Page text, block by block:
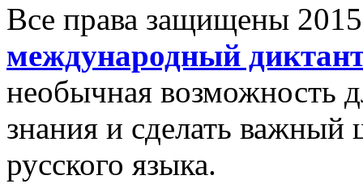
Все права защищены
международный
необычная возможность
знания и сделать важный
русского языка.